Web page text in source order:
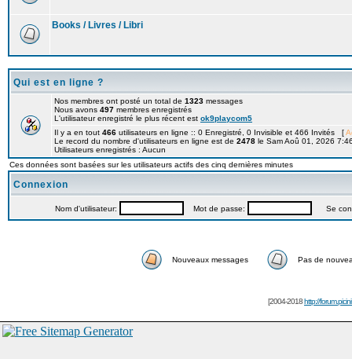
Books / Livres / Libri
Qui est en ligne ?
Nos membres ont posté un total de 1323 messages
Nous avons 497 membres enregistrés
L'utilisateur enregistré le plus récent est ok9playcom5
Il y a en tout 466 utilisateurs en ligne :: 0 Enregistré, 0 Invisible et 466 Invités [
Le record du nombre d'utilisateurs en ligne est de 2478 le Sam Aoû 01, 2026
Utilisateurs enregistrés : Aucun
Ces données sont basées sur les utilisateurs actifs des cinq dernières minutes
Connexion
Nom d'utilisateur: Mot de passe: Se
Nouveaux messages Pas de
[2004-2018http://